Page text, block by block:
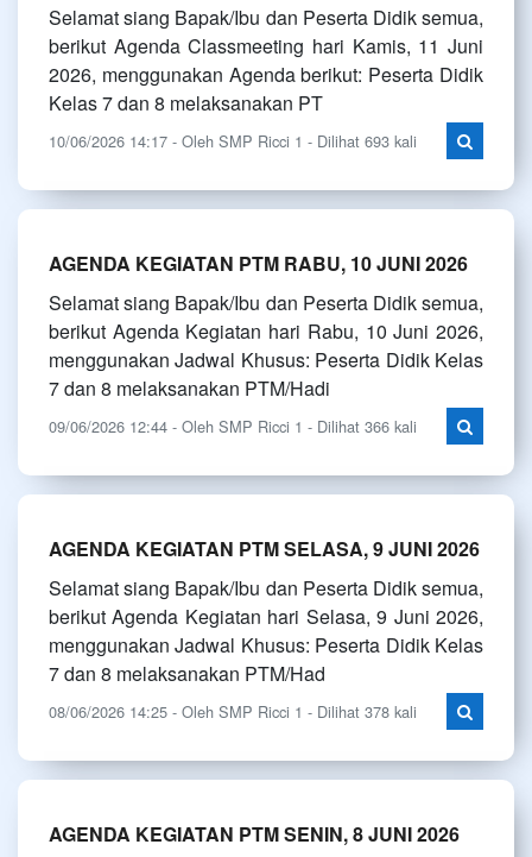
Selamat siang Bapak/Ibu dan Peserta Didik semua,
berikut Agenda Classmeeting hari Kamis, 11 Juni
2026, menggunakan Agenda berikut: Peserta Didik
Kelas 7 dan 8 melaksanakan PT
10/06/2026 14:17 - Oleh SMP Ricci 1 - Dilihat 693 kali
AGENDA KEGIATAN PTM RABU, 10 JUNI 2026
Selamat siang Bapak/Ibu dan Peserta Didik semua,
berikut Agenda Kegiatan hari Rabu, 10 Juni 2026,
menggunakan Jadwal Khusus: Peserta Didik Kelas
7 dan 8 melaksanakan PTM/Hadi
09/06/2026 12:44 - Oleh SMP Ricci 1 - Dilihat 366 kali
AGENDA KEGIATAN PTM SELASA, 9 JUNI 2026
Selamat siang Bapak/Ibu dan Peserta Didik semua,
berikut Agenda Kegiatan hari Selasa, 9 Juni 2026,
menggunakan Jadwal Khusus: Peserta Didik Kelas
7 dan 8 melaksanakan PTM/Had
08/06/2026 14:25 - Oleh SMP Ricci 1 - Dilihat 378 kali
AGENDA KEGIATAN PTM SENIN, 8 JUNI 2026